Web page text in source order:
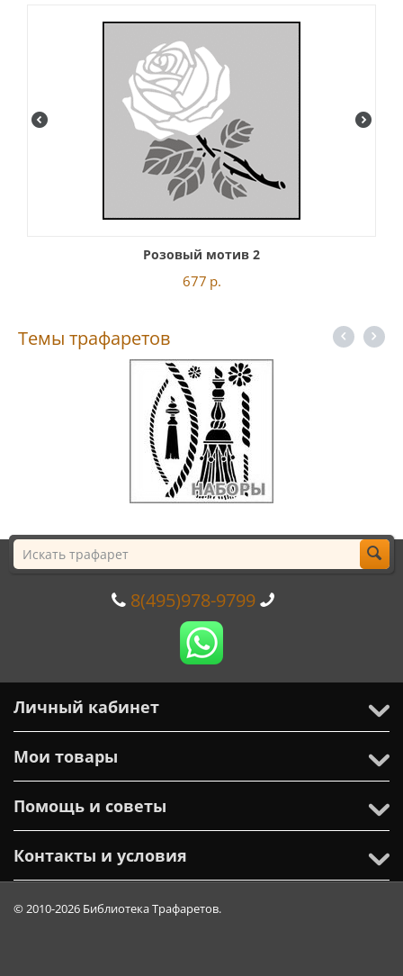
Розовый мотив 2
677 р.
Темы трафаретов
8(495)978-9799
Личный кабинет
Мои товары
Помощь и советы
Контакты и условия
© 2010-2026 Библиотека Трафаретов.